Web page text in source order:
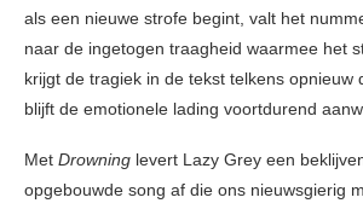
als een nieuwe strofe begint, valt het
naar de ingetogen traagheid waarmee het
krijgt de tragiek in de tekst telkens opnieuw
blijft de emotionele lading voortdurend
Met Drowning levert Lazy Grey een
opgebouwde song af die ons nieuwsgierig